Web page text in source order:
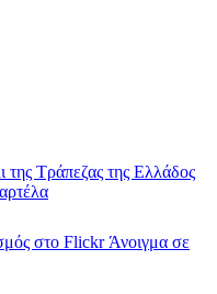
της Τράπεζας της Ελλάδος
στο FlickrΆνοιγμα σε